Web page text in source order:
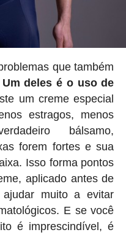
que também
Um deles é o uso de
um creme especial
estragos, menos
bálsamo,
forem fortes e sua
Isso forma pontos
aplicado antes de
muito a evitar
E se você
é imprescindível, é